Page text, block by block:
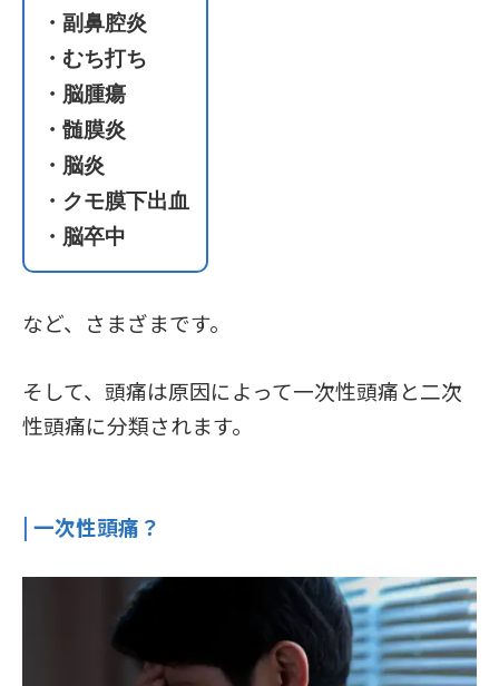
・副鼻腔炎
・むち打ち
・脳腫瘍
・髄膜炎
・脳炎
・クモ膜下出血
・脳卒中
など、さまざまです。
そして、頭痛は原因によって一次性頭痛と二次
性頭痛に分類されます。
| 一次性頭痛？